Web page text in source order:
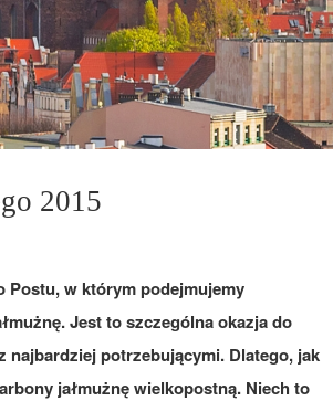
2015
Postu, w którym podejmujemy
Jest to szczególna okazja do
najbardziej potrzebującymi. Dlatego, jak
jałmużnę wielkopostną. Niech to